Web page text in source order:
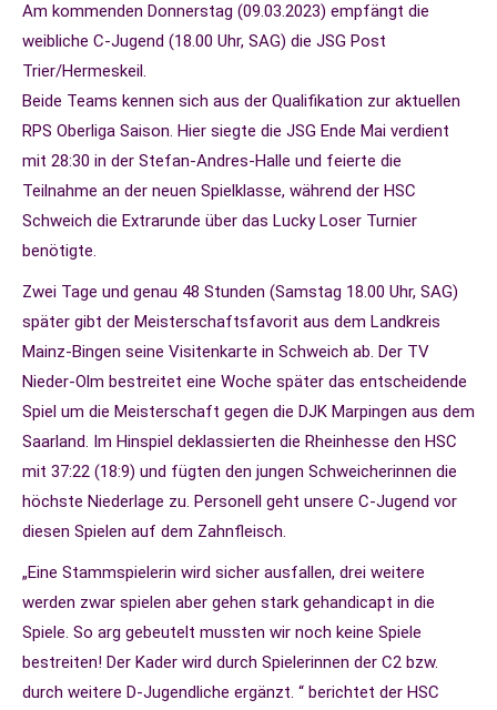
Am kommenden Donnerstag (09.03.2023) empfängt die
weibliche C-Jugend (18.00 Uhr, SAG) die JSG Post
Trier/Hermeskeil.
Beide Teams kennen sich aus der Qualifikation zur aktuellen
RPS Oberliga Saison. Hier siegte die JSG Ende Mai verdient
mit 28:30 in der Stefan-Andres-Halle und feierte die
Teilnahme an der neuen Spielklasse, während der HSC
Schweich die Extrarunde über das Lucky Loser Turnier
benötigte.
Zwei Tage und genau 48 Stunden (Samstag 18.00 Uhr, SAG)
später gibt der Meisterschaftsfavorit aus dem Landkreis
Mainz-Bingen seine Visitenkarte in Schweich ab. Der TV
Nieder-Olm bestreitet eine Woche später das entscheidende
Spiel um die Meisterschaft gegen die DJK Marpingen aus dem
Saarland. Im Hinspiel deklassierten die Rheinhesse den HSC
mit 37:22 (18:9) und fügten den jungen Schweicherinnen die
höchste Niederlage zu. Personell geht unsere C-Jugend vor
diesen Spielen auf dem Zahnfleisch.
„Eine Stammspielerin wird sicher ausfallen, drei weitere
werden zwar spielen aber gehen stark gehandicapt in die
Spiele. So arg gebeutelt mussten wir noch keine Spiele
bestreiten! Der Kader wird durch Spielerinnen der C2 bzw.
durch weitere D-Jugendliche ergänzt. “ berichtet der HSC